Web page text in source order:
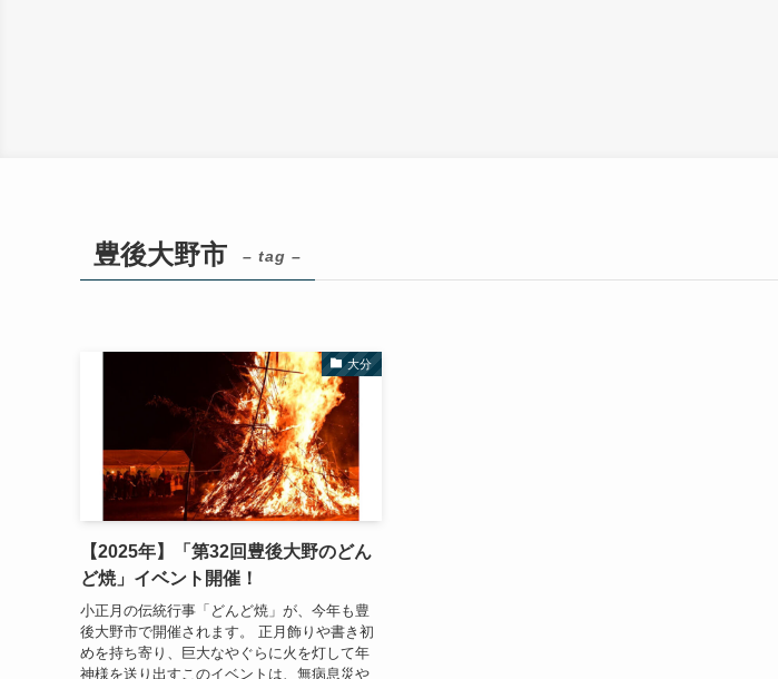
豊後大野市 – tag –
大分
【2025年】「第32回豊後大野のどん
ど焼」イベント開催！
小正月の伝統行事「どんど焼」が、今年も豊
後大野市で開催されます。 正月飾りや書き初
めを持ち寄り、巨大なやぐらに火を灯して年
神様を送り出すこのイベントは、無病息災や